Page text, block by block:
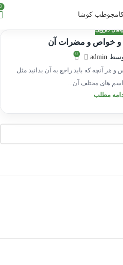
دارویی
و خواص و مضرات آن
admin
0
و هر آنچه که باید راجع به آن بدانید مثل
اسم های مختلف آن...
مطلب